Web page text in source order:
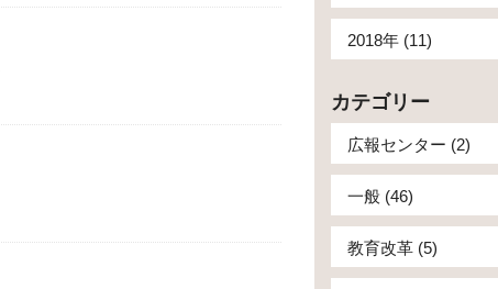
2018年 (11)
カテゴリー
広報センター (2)
一般 (46)
教育改革 (5)